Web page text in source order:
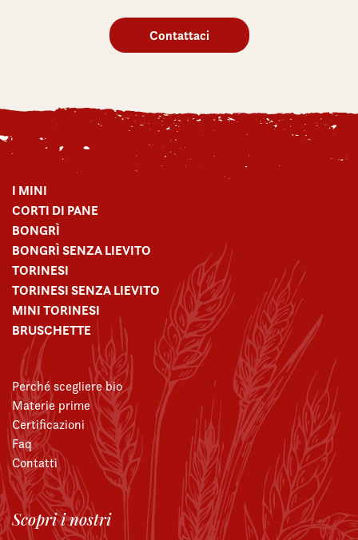
Contattaci
I MINI
CORTI DI PANE
BONGRÌ
BONGRÌ SENZA LIEVITO
TORINESI
TORINESI SENZA LIEVITO
MINI TORINESI
BRUSCHETTE
Perché scegliere bio
Materie prime
Certificazioni
Faq
Contatti
Scopri i nostri